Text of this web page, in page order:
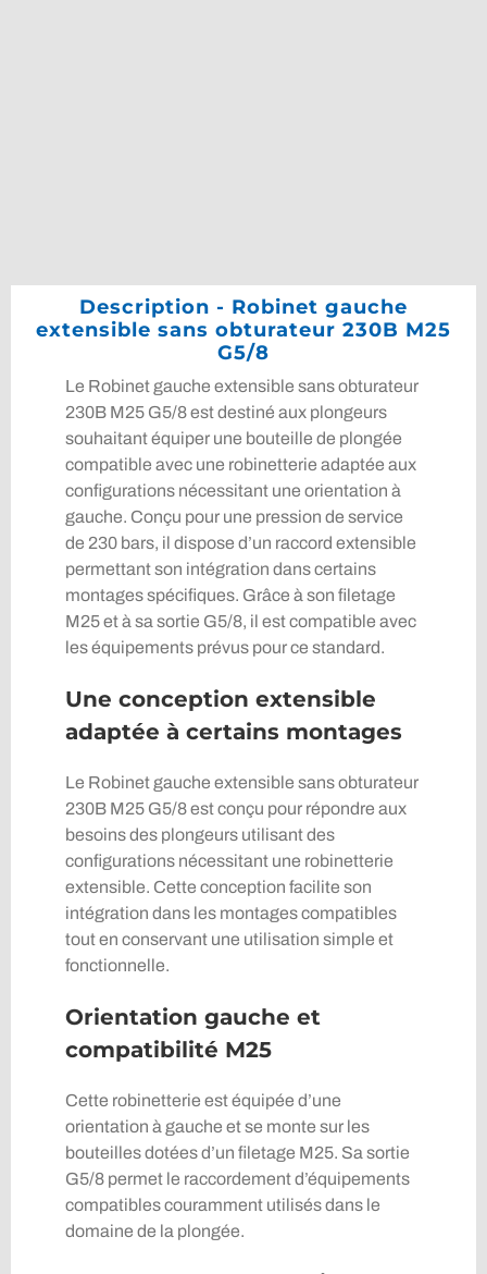
Description - Robinet gauche
extensible sans obturateur 230B M25
G5/8
Le Robinet gauche extensible sans obturateur
230B M25 G5/8 est destiné aux plongeurs
souhaitant équiper une bouteille de plongée
compatible avec une robinetterie adaptée aux
configurations nécessitant une orientation à
gauche. Conçu pour une pression de service
de 230 bars, il dispose d’un raccord extensible
permettant son intégration dans certains
montages spécifiques. Grâce à son filetage
M25 et à sa sortie G5/8, il est compatible avec
les équipements prévus pour ce standard.
Une conception extensible
adaptée à certains montages
Le Robinet gauche extensible sans obturateur
230B M25 G5/8 est conçu pour répondre aux
besoins des plongeurs utilisant des
configurations nécessitant une robinetterie
extensible. Cette conception facilite son
intégration dans les montages compatibles
tout en conservant une utilisation simple et
fonctionnelle.
Orientation gauche et
compatibilité M25
Cette robinetterie est équipée d’une
orientation à gauche et se monte sur les
bouteilles dotées d’un filetage M25. Sa sortie
G5/8 permet le raccordement d’équipements
compatibles couramment utilisés dans le
domaine de la plongée.